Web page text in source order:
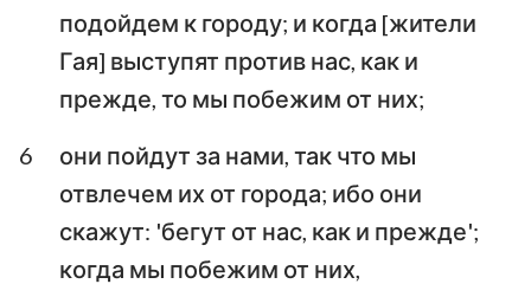
подойдем к городу; и когда [жители
Гая] выступят против нас, как и
прежде, то мы побежим от них;
6
они пойдут за нами, так что мы
отвлечем их от города; ибо они
скажут: 'бегут от нас, как и прежде';
когда мы побежим от них,